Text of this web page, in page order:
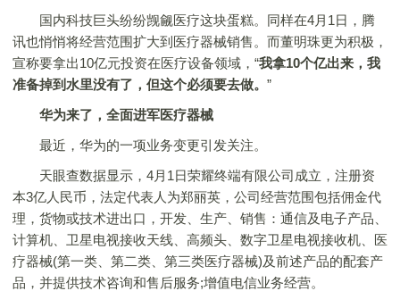
国内科技巨头纷纷觊觎医疗这块蛋糕。同样在4月1日，腾
讯也悄悄将经营范围扩大到医疗器械销售。而董明珠更为积极，
宣称要拿出10亿元投资在医疗设备领域，“我拿10个亿出来，我
准备掉到水里没有了，但这个必须要去做。 ”
华为来了，全面进军医疗器械
最近，华为的一项业务变更引发关注。
天眼查数据显示，4月1日荣耀终端有限公司成立，注册资
本3亿人民币，法定代表人为郑丽英，公司经营范围包括佣金代
理，货物或技术进出口，开发、生产、销售：通信及电子产品、
计算机、卫星电视接收天线、高频头、数字卫星电视接收机、医
疗器械(第一类、第二类、第三类医疗器械)及前述产品的配套产
品，并提供技术咨询和售后服务;增值电信业务经营。